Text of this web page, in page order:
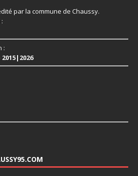
par la commune de Chaussy.
: